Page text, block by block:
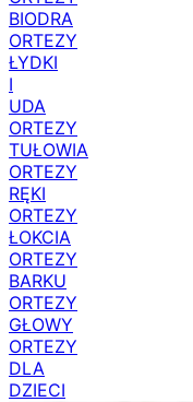
BIODRA
ORTEZY
ŁYDKI
I
UDA
ORTEZY
TUŁOWIA
ORTEZY
RĘKI
ORTEZY
ŁOKCIA
ORTEZY
BARKU
ORTEZY
GŁOWY
ORTEZY
DLA
DZIECI